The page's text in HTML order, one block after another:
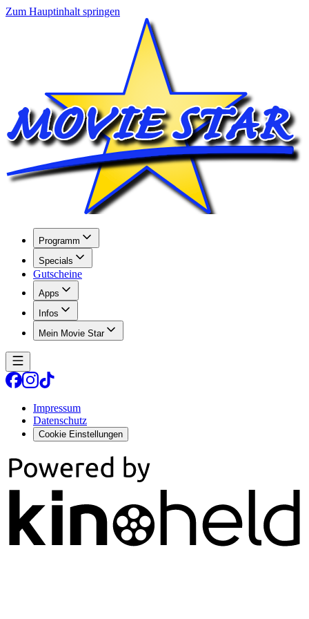
Zum Hauptinhalt springen
Programm
Specials
Gutscheine
Apps
Infos
Mein Movie Star
Impressum
Datenschutz
Cookie Einstellungen